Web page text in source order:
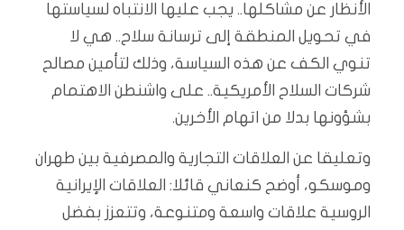
الأنظار عن مشاكلها.. يجب عليها الانتباه لسياستها
في تحويل المنطقة إلى ترسانة سلاح.. هي لا
تنوي الكف عن هذه السياسة، وذلك لتأمين مصالح
شركات السلاح الأمريكية.. على واشنطن الاهتمام
بشؤونها بدلا من اتهام الأخرين.
وتعليقا عن العلاقات التجارية والمصرفية بين طهران
وموسكو، أوضح كنعاني قائلا: العلاقات الإيرانية
الروسية علاقات واسعة ومتنوعة، وتتعزز بفضل